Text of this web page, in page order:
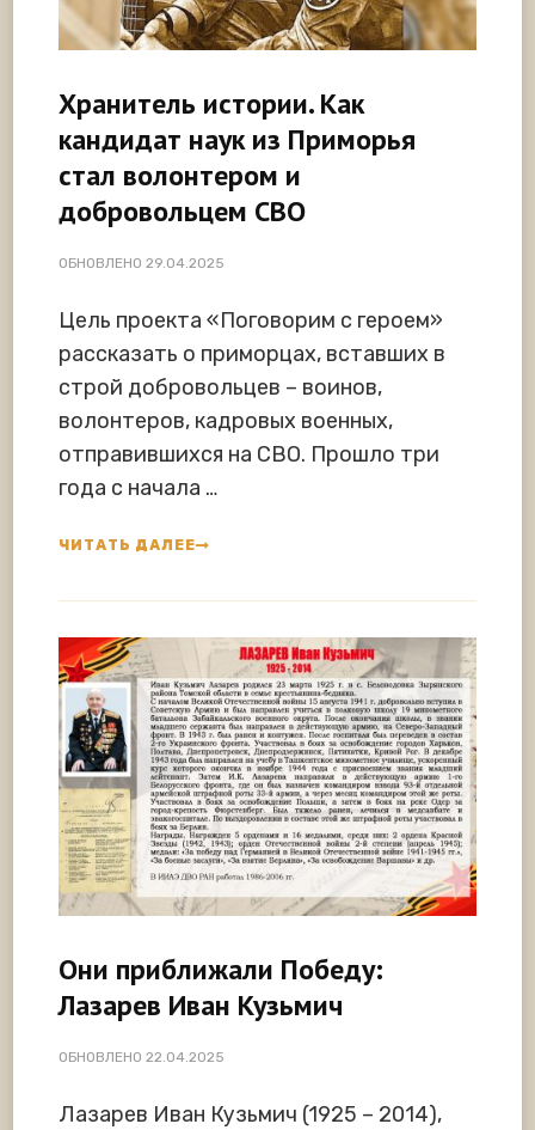
Хранитель истории. Как
кандидат наук из Приморья
стал волонтером и
добровольцем СВО
ОБНОВЛЕНО 29.04.2025
Цель проекта «Поговорим с героем»
рассказать о приморцах, вставших в
строй добровольцев – воинов,
волонтеров, кадровых военных,
отправившихся на СВО. Прошло три
года с начала …
ЧИТАТЬ ДАЛЕЕ
Они приближали Победу:
Лазарев Иван Кузьмич
ОБНОВЛЕНО 22.04.2025
Лазарев Иван Кузьмич (1925 – 2014),